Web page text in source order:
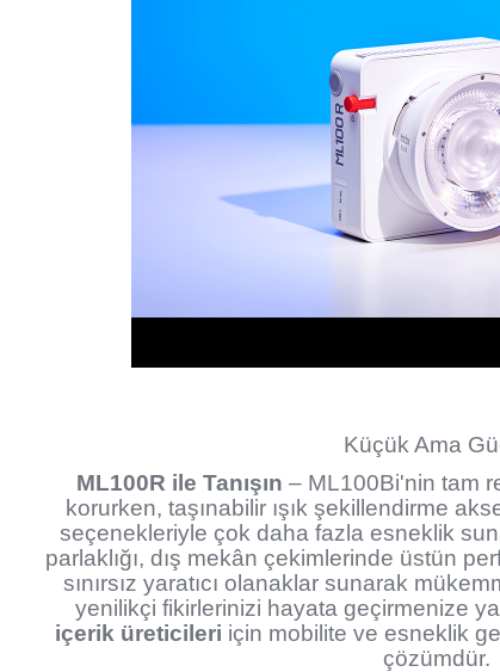
Küçük Ama
ML100R ile Tanışın – ML100Bi'nin tam
korurken, taşınabilir ışık şekillendirme
seçenekleriyle çok daha fazla esneklik
parlaklığı, dış mekân çekimlerinde üstün
sınırsız yaratıcı olanaklar sunarak
yenilikçi fikirlerinizi hayata geçirmenize
içerik üreticileri için mobilite ve esneklik
çözümdür.